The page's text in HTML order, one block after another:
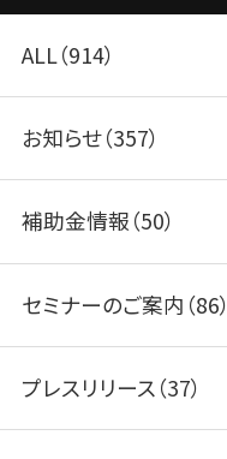
ALL（914）
お知らせ（357）
補助金情報（50）
セミナーのご案内（86）
プレスリリース（37）